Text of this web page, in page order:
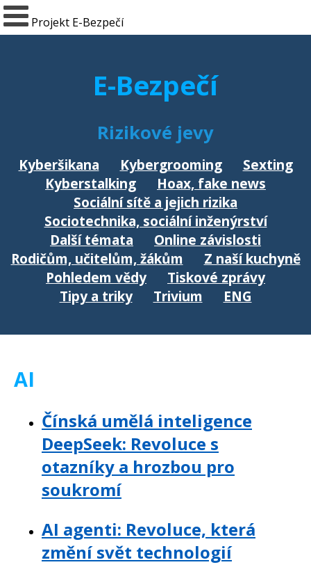
Projekt E-Bezpečí
E-Bezpečí
Rizikové jevy
Kyberšikana Kybergrooming
Sexting
Kyberstalking
Hoax, fake news
Sociální sítě a jejich rizika
Sociotechnika, sociální inženýrství
Další témata
Online závislosti
Rodičům, učitelům, žákům
Z naší kuchyně
Pohledem vědy
Tiskové zprávy
Tipy a triky
Trivium ENG
AI
Čínská umělá inteligence
DeepSeek: Revoluce s
otazníky a hrozbou pro
soukromí
AI agenti: Revoluce, která
změní svět technologií